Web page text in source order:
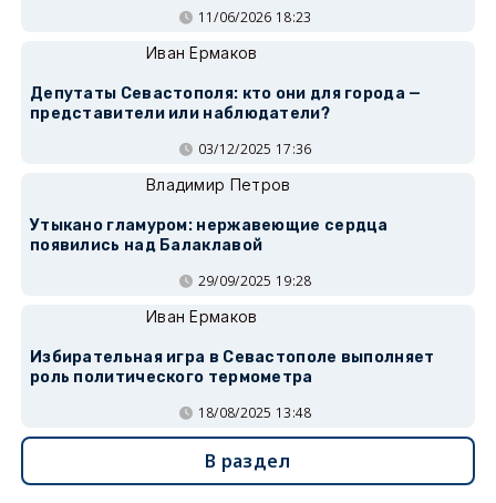
11/06/2026 18:23
Иван Ермаков
Депутаты Севастополя: кто они для города —
представители или наблюдатели?
03/12/2025 17:36
Владимир Петров
Утыкано гламуром: нержавеющие сердца
появились над Балаклавой
29/09/2025 19:28
Иван Ермаков
Избирательная игра в Севастополе выполняет
роль политического термометра
18/08/2025 13:48
В раздел